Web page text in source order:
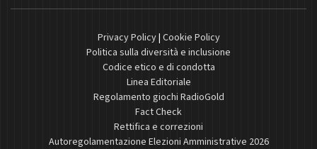
Privacy Policy| Cookie Policy
Politica sulla diversità e inclusione
Codice etico e di condotta
Linea Editoriale
Regolamento giochi RadioGold
Fact Check
Rettifica e correzioni
Autoregolamentazione Elezioni Amministrative 2026